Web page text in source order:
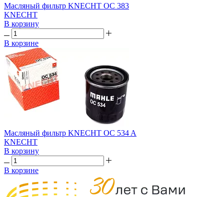
Масляный фильтр KNECHT OC 383
KNECHT
В корзину
В корзине
Масляный фильтр KNECHT OC 534 A
KNECHT
В корзину
В корзине